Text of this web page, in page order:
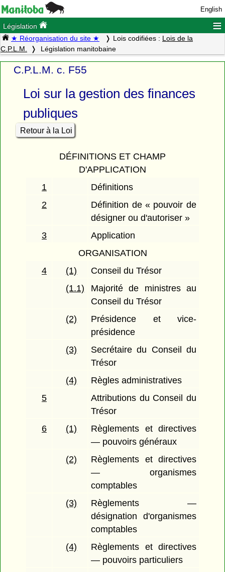
English
Législation ≡
★ Réorganisation du site ★ Lois codifiées : Lois de la
C.P.L.M.
Législation manitobaine
C.P.L.M. c. F55
Loi sur la gestion des finances
publiques
Retour à la Loi
DÉFINITIONS ET CHAMP
D'APPLICATION
1
Définitions
2
Définition de « pouvoir de
désigner ou d'autoriser »
3
Application
ORGANISATION
4
(1)
Conseil du Trésor
(1.1)
Majorité de ministres au
Conseil du Trésor
(2)
Présidence et vice-
présidence
(3)
Secrétaire du Conseil du
Trésor
(4)
Règles administratives
5
Attributions du Conseil du
Trésor
6
(1)
Règlements et directives
— pouvoirs généraux
(2)
Règlements et directives
— organismes
comptables
(3)
Règlements —
désignation d'organismes
comptables
(4)
Règlements et directives
— pouvoirs particuliers